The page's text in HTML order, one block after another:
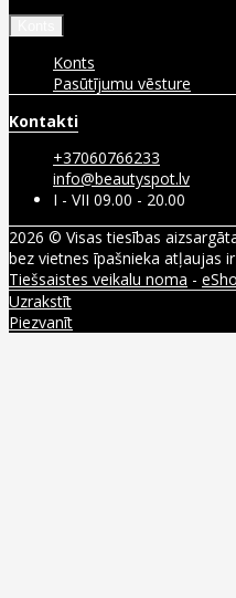
Konts
Pasūtījumu vēsture
Kontakti
+37060766233
info@beautyspot.lv
I - VII 09.00 - 20.00
2026 © Visas tiesības
bez vietnes īpašnieka atļaujas
Tiešsaistes veikalu noma -
Uzrakstīt
Piezvanīt